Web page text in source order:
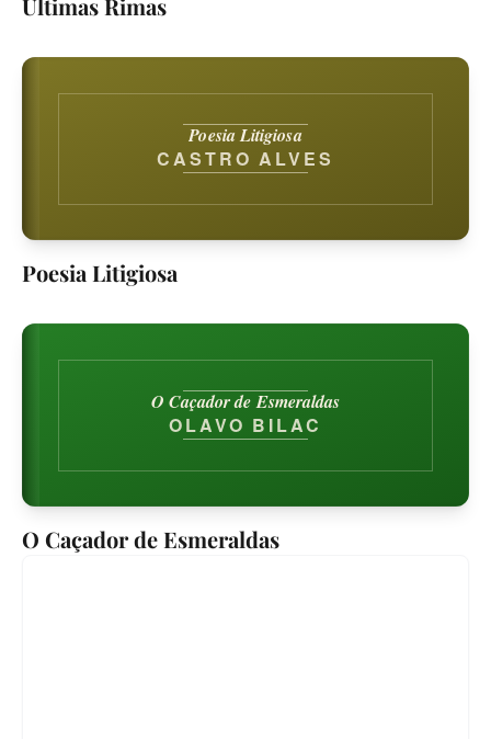
Últimas Rimas
Poesia Litigiosa
CASTRO ALVES
Poesia Litigiosa
O Caçador de Esmeraldas
OLAVO BILAC
O Caçador de Esmeraldas